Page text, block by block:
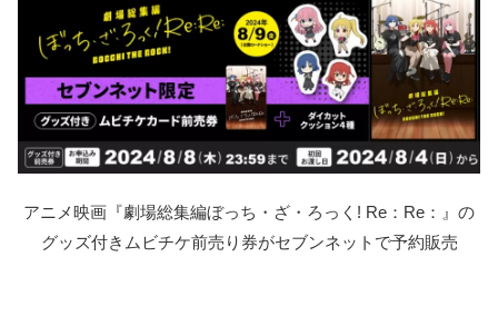
アニメ映画『劇場総集編ぼっち・ざ・ろっく! Re：Re：』の
グッズ付きムビチケ前売り券がセブンネットで予約販売